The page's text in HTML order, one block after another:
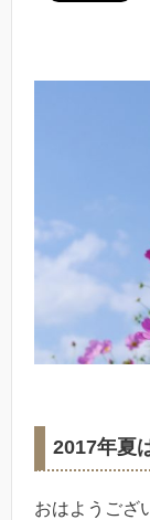
2017年夏
おはようござ